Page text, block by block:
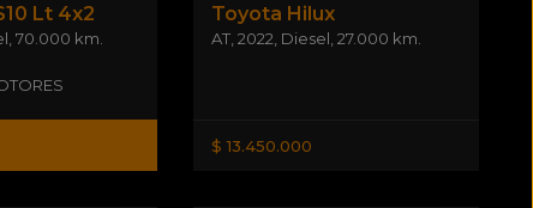
Lt 4x2
70.000 km.
Toyota Hilux
AT, 2022 Diesel 27.000 km.
$ 13.450.000